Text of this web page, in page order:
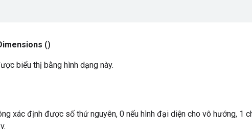
()
biểu thị bằng hình dạng này.
xác định được số thứ nguyên, 0 nếu hình đại diện cho vô hướng, 1